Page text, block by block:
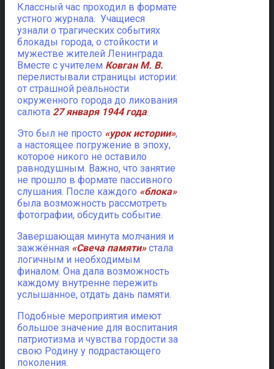
Классный час проходил в формате
устного журнала. Учащиеся
узнали о трагических событиях
блокады города, о стойкости и
мужестве жителей Ленинграда.
Вместе с учителем Ковган М. В.
перелистывали страницы истории:
от страшной реальности
окруженного города до ликования
салюта 27 января 1944 года.
Это был не просто «урок истории»,
а настоящее погружение в эпоху,
которое никого не оставило
равнодушным. Важно, что занятие
не прошло в формате пассивного
слушания. После каждого «блока»
была возможность рассмотреть
фотографии, обсудить событие.
Завершающая минута молчания и
зажжённая «Свеча памяти»стала
логичным и необходимым
финалом. Она дала возможность
каждому внутренне пережить
услышанное, отдать дань памяти.
Подобные мероприятия имеют
большое значение для воспитания
патриотизма и чувства гордости за
свою Родину у подрастающего
поколения.